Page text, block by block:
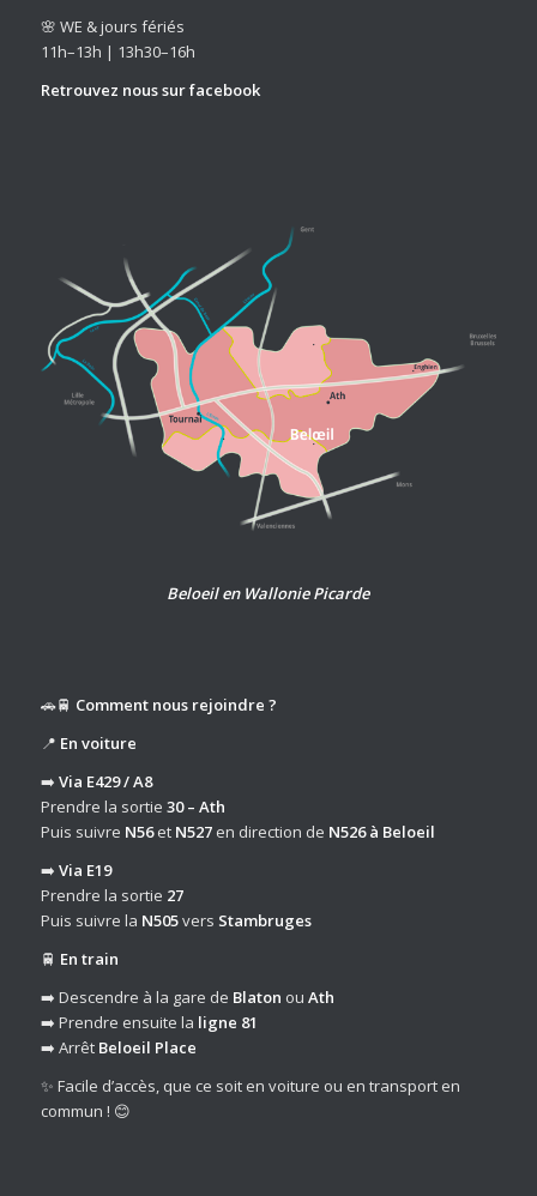
🌸 WE & jours fériés
11h–13h | 13h30–16h
Retrouvez nous surfacebook
Beloeil en Wallonie Picarde
🚗🚆 Comment nous rejoindre ?
📍 En voiture
➡️ Via E429 / A8
Prendre la sortie 30 – Ath
Puis suivre N56et N527en direction de N526 à Beloeil
➡️ Via E19
Prendre la sortie 27
Puis suivre la N505vers Stambruges
🚆 En train
➡️ Descendre à la gare de Blaton ou Ath
➡️ Prendre ensuite la ligne 81
➡️ Arrêt Beloeil Place
✨ Facile d’accès, que ce soit en voiture ou en transport en
commun ! 😊